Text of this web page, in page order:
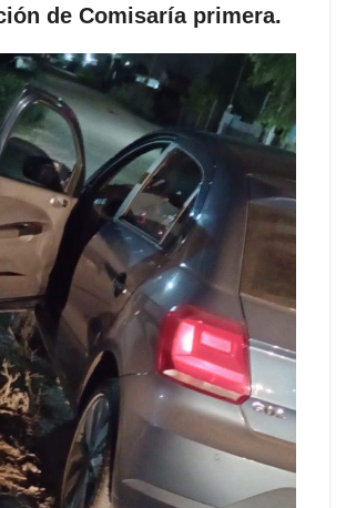
de Comisaría primera.